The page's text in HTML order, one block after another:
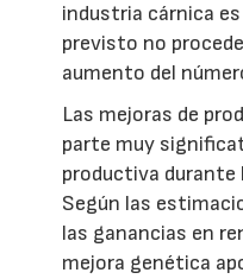
industria cárnica
previsto no
aumento del
Las mejoras de
parte muy
productiva durante
Según las
las ganancias en
mejora genética